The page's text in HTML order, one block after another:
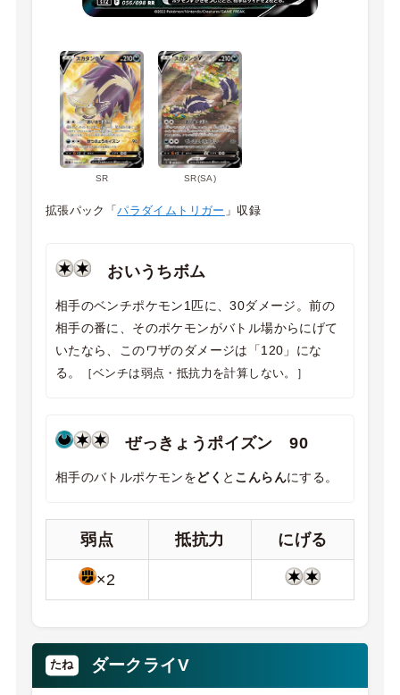
SR SR(SA)
拡張パック「パラダイムトリガー 」収録
おいうちボム
相手のベンチポケモン1匹に、30ダメージ。前の
相手の番に、そのポケモンがバトル場からにげて
いたなら、このワザのダメージは「120」にな
る。
［ベンチは弱点・抵抗力を計算しない。］
ぜっきょうポイズン 90
相手のバトルポケモンをどく と こんらんにする。
弱点 抵抗力 にげる
×2
ダークライV